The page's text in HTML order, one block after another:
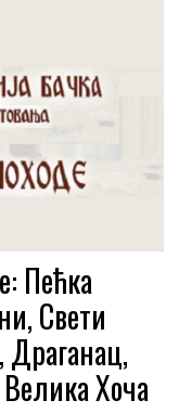
Пећка
Свети
Драганац,
Хоча